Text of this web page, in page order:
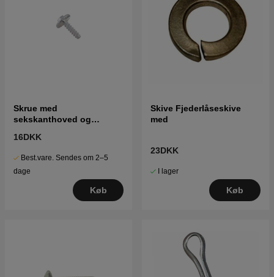
Skrue med
sekskanthoved og
16DKK
Best.vare. Sendes om 2–5
dage
Køb
Skive Fjederlåseskive
med
23DKK
I lager
Køb